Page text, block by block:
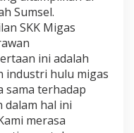
Sumsel.
SKK Migas
ini adalah
industri hulu migas
sama terhadap
dalam hal ini
merasa